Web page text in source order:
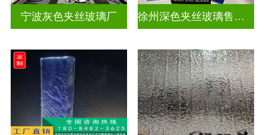
宁波灰色夹丝玻璃厂 徐州深色夹丝玻璃售价多少钱